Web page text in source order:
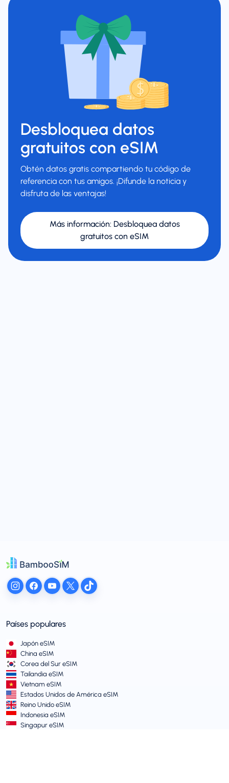
Desbloquea datos
gratuitos con eSIM
Obtén datos gratis compartiendo tu código de
referencia con tus amigos. ¡Difunde la noticia y
disfruta de las ventajas!
Más información: Desbloquea datos
gratuitos con eSIM
Países populares
Japón eSIM
China eSIM
Corea del Sur eSIM
Tailandia eSIM
Vietnam eSIM
Estados Unidos de América eSIM
Reino Unido eSIM
Indonesia eSIM
Singapur eSIM